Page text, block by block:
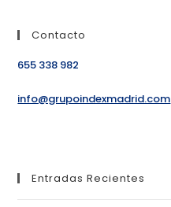
Contacto
655 338 982
info@grupoindexmadrid.com
Entradas Recientes